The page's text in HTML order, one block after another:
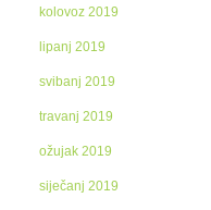
kolovoz 2019
lipanj 2019
svibanj 2019
travanj 2019
ožujak 2019
siječanj 2019